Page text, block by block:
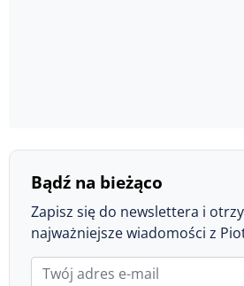
Bądź na bieżąco
Zapisz się do newslettera i
najważniejsze wiadomości z